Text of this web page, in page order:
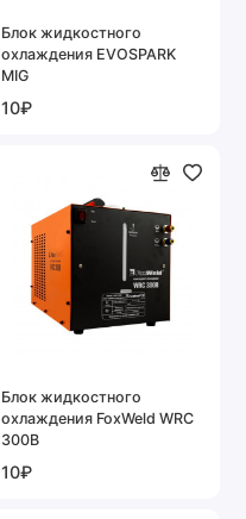
Блок жидкостного
охлаждения EVOSPARK
MIG
10₽
Блок жидкостного
охлаждения FoxWeld WRC
300B
10₽